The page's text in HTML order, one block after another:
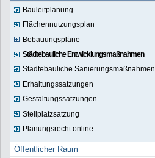
Bauleitplanung
Flächennutzungsplan
Bebauungspläne
Städtebauliche Entwicklungsmaßnahmen
Städtebauliche Sanierungsmaßnahmen
Erhaltungssatzungen
Gestaltungssatzungen
Stellplatzsatzung
Planungsrecht online
Öffentlicher Raum